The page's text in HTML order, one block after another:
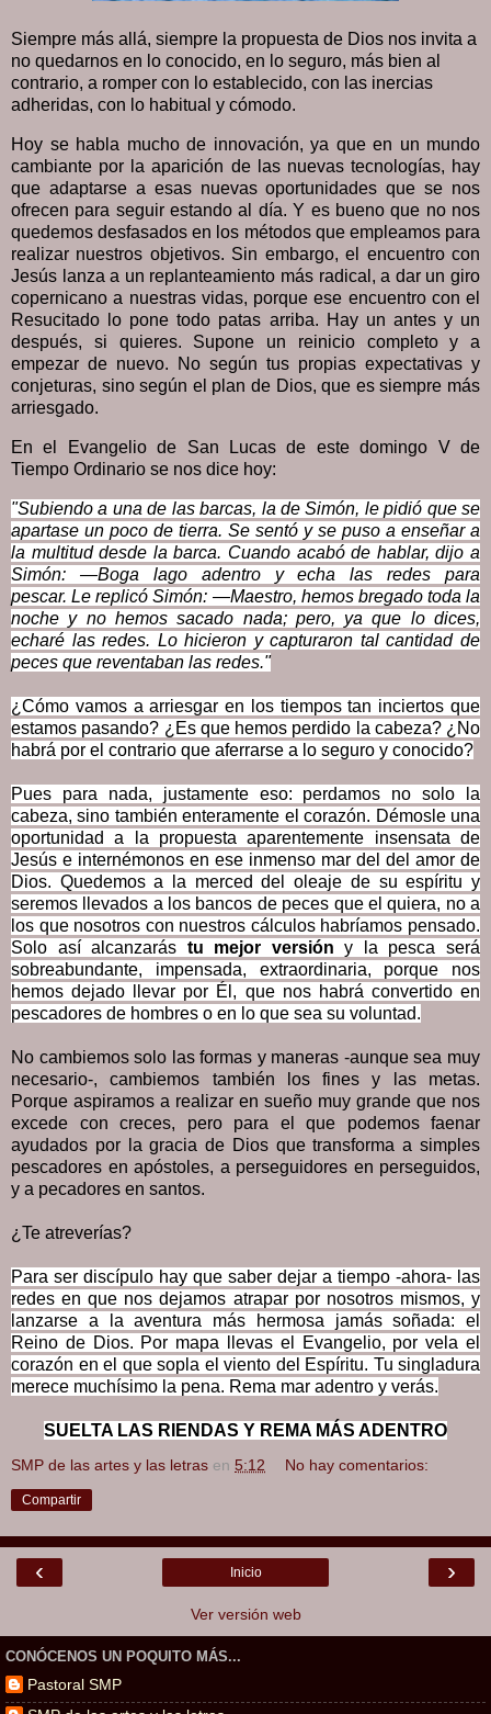
Siempre más allá, siempre la propuesta de Dios nos invita a
no quedarnos en lo conocido, en lo seguro, más bien al
contrario, a romper con lo establecido, con las inercias
adheridas, con lo habitual y cómodo.
Hoy se habla mucho de innovación, ya que en un mundo
cambiante por la aparición de las nuevas tecnologías, hay
que adaptarse a esas nuevas oportunidades que se nos
ofrecen para seguir estando al día. Y es bueno que no nos
quedemos desfasados en los métodos que empleamos para
realizar nuestros objetivos. Sin embargo, el encuentro con
Jesús lanza a un replanteamiento más radical, a dar un giro
copernicano a nuestras vidas, porque ese encuentro con el
Resucitado lo pone todo patas arriba. Hay un antes y un
después, si quieres. Supone un reinicio completo y a
empezar de nuevo. No según tus propias expectativas y
conjeturas, sino según el plan de Dios, que es siempre más
arriesgado.
En el Evangelio de San Lucas de este domingo V de
Tiempo Ordinario se nos dice hoy:
"Subiendo a una de las barcas, la de Simón, le pidió que se
apartase un poco de tierra. Se sentó y se puso a enseñar a
la multitud desde la barca. Cuando acabó de hablar, dijo a
Simón: —Boga lago adentro y echa las redes para
pescar. Le replicó Simón: —Maestro, hemos bregado toda la
noche y no hemos sacado nada; pero, ya que lo dices,
echaré las redes. Lo hicieron y capturaron tal cantidad de
peces que reventaban las redes."
¿Cómo vamos a arriesgar en los tiempos tan inciertos que
estamos pasando? ¿Es que hemos perdido la cabeza? ¿No
habrá por el contrario que aferrarse a lo seguro y conocido?
Pues para nada, justamente eso: perdamos no solo la
cabeza, sino también enteramente el corazón. Démosle una
oportunidad a la propuesta aparentemente insensata de
Jesús e internémonos en ese inmenso mar del del amor de
Dios. Quedemos a la merced del oleaje de su espíritu y
seremos llevados a los bancos de peces que el quiera, no a
los que nosotros con nuestros cálculos habríamos pensado.
Solo así alcanzarás tu mejor versión y la pesca será
sobreabundante, impensada, extraordinaria, porque nos
hemos dejado llevar por Él, que nos habrá convertido en
pescadores de hombres o en lo que sea su voluntad.
No cambiemos solo las formas y maneras -aunque sea muy
necesario-, cambiemos también los fines y las metas.
Porque aspiramos a realizar en sueño muy grande que nos
excede con creces, pero para el que podemos faenar
ayudados por la gracia de Dios que transforma a simples
pescadores en apóstoles, a perseguidores en perseguidos,
y a pecadores en santos.
¿Te atreverías?
Para ser discípulo hay que saber dejar a tiempo -ahora- las
redes en que nos dejamos atrapar por nosotros mismos, y
lanzarse a la aventura más hermosa jamás soñada: el
Reino de Dios. Por mapa llevas el Evangelio, por vela el
corazón en el que sopla el viento del Espíritu. Tu singladura
merece muchísimo la pena. Rema mar adentro y verás.
SUELTA LAS RIENDAS Y REMA MÁS ADENTRO
SMP de las artes y las letras en 5:12 No hay comentarios:
Compartir
‹ ›
Inicio
Ver versión web
CONÓCENOS UN POQUITO MÁS...
Pastoral SMP